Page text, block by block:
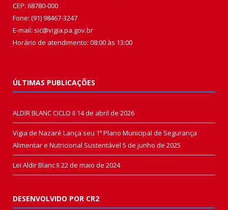
CEP: 68780-000
Fone: (91) 98467-3247
E-mail: sic@vigia.pa.gov.br
Horário de atendimento: 08:00 às 13:00
ÚLTIMAS PUBLICAÇÕES
ALDIR BLANC CICLO II 14 de abril de 2026
Vigia de Nazaré Lança seu 1º Plano Municipal de Segurança
Alimentar e Nutricional Sustentável 5 de junho de 2025
Lei Aldir Blanc II 22 de maio de 2024
DESENVOLVIDO POR CR2